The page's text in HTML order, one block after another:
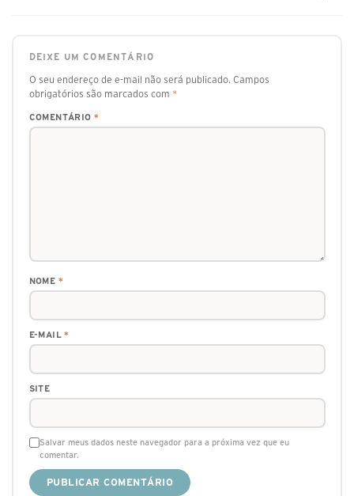
DEIXE UM COMENTÁRIO
O seu endereço de e-mail não será publicado. Campos
obrigatórios são marcados com *
COMENTÁRIO *
NOME *
E-MAIL*
SITE
Salvar meus dados neste navegador para a próxima vez que eu
comentar.